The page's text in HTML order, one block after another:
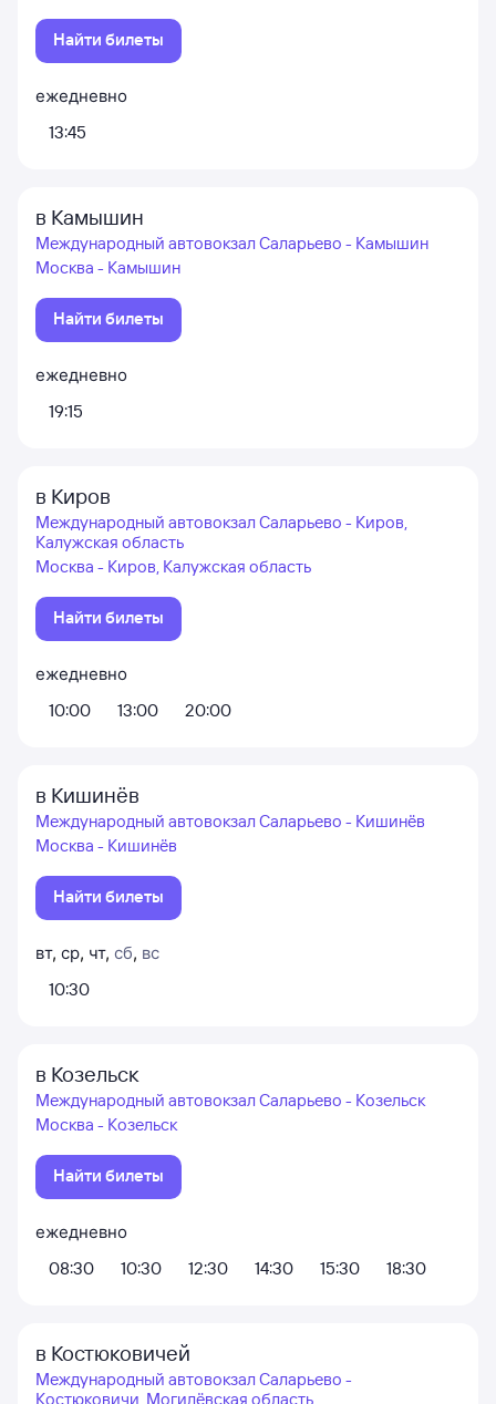
Найти билеты
ежедневно
13:45
в Камышин
Международный автовокзал Саларьево - Камышин
Москва - Камышин
Найти билеты
ежедневно
19:15
в Киров
Международный автовокзал Саларьево - Киров,
Калужская область
Москва - Киров, Калужская область
Найти билеты
ежедневно
10:00
13:00 20:00
в Кишинёв
Международный автовокзал Саларьево - Кишинёв
Москва - Кишинёв
Найти билеты
вт, ср, чт, сб, вс
10:30
в Козельск
Международный автовокзал Саларьево - Козельск
Москва - Козельск
Найти билеты
ежедневно
08:30
10:30 12:30 14:30 15:30 18:30
в Костюковичей
Международный автовокзал Саларьево -
Костюковичи, Могилёвская область